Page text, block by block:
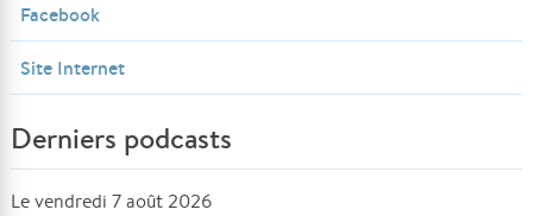
Facebook
Site Internet
Derniers podcasts
Le vendredi 7 août 2026